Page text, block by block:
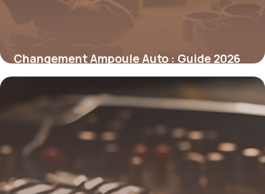
Changement Ampoule Auto : Guide 2026
10 mai 2026